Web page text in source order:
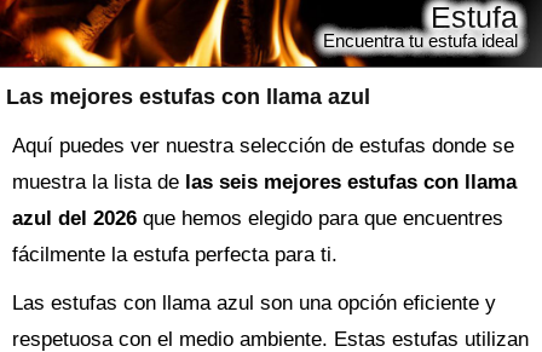
Las mejores estufas con llama azul
Estufa
Encuentra tu estufa ideal
Aquí puedes ver nuestra selección de estufas donde se
muestra la lista de las seis mejores estufas con llama
azul del 2026 que hemos elegido para que encuentres
fácilmente la estufa perfecta para ti.
Las estufas con llama azul son una opción eficiente y
respetuosa con el medio ambiente. Estas estufas utilizan